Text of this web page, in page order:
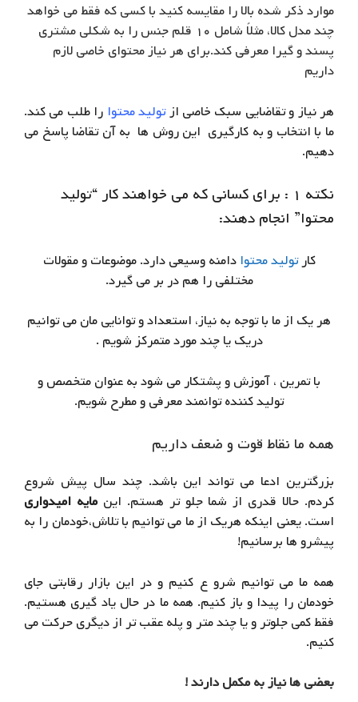
موارد ذکر شده بالا را مقایسه کنید با کسی که فقط می خواهد
چند مدل کالا، مثلاً شامل ۱۰ قلم جنس را به شکلی مشتری
پسند و گیرا معرفی کند.برای هر نیاز محتوای خاصی لازم
داریم
هر نیاز و تقاضایی سبک خاصی ازتولید محتوا را طلب می کند.
ما با انتخاب و به کارگیری این روش ها به آن تقاضا پاسخ می
دهیم.
نکته ۱ : برای کسانی که می خواهند کار “تولید
محتوا” انجام دهند:
کارتولید محتوا دامنه وسیعی دارد. موضوعات و مقولات
مختلفی را هم در بر می گیرد.
هر یک از ما با توجه به نیاز، استعداد و توانایی مان می توانیم
دریک یا چند مورد متمرکز شویم .
با تمرین ، آموزش و پشتکار می شود به عنوان متخصص و
تولید کننده توانمند معرفی و مطرح شویم.
همه ما نقاط قوت و ضعف داریم
بزرگترین ادعا می تواند این باشد. چند سال پیش شروع
کردم. حالا قدری از شما جلو تر هستم. این مایه امیدواری
است. یعنی اینکه هریک از ما می توانیم با تلاش،خودمان را به
پیشرو ها برسانیم!
همه ما می توانیم شرو ع کنیم و در این بازار رقابتی جای
خودمان را پیدا و باز کنیم. همه ما در حال یاد گیری هستیم.
فقط کمی جلوتر و یا چند متر و پله عقب تر از دیگری حرکت می
کنیم.
بعضی ها نیاز به مکمل دارند !